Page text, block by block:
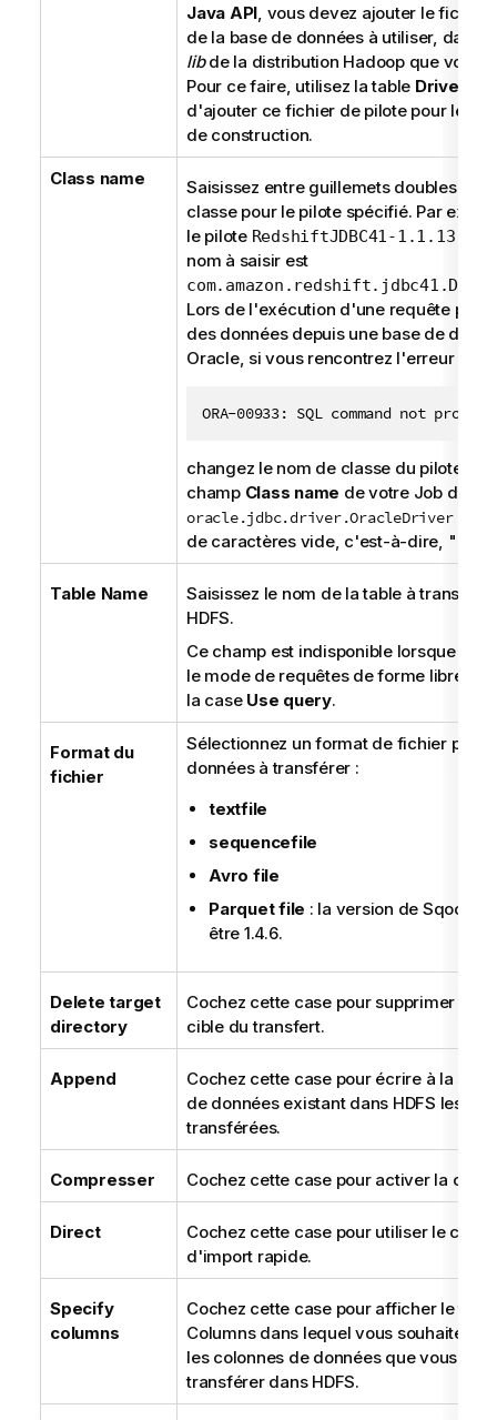
Java API, vous devez ajouter le fichier
de la base de données à utiliser, dans
libde la distribution Hadoop que vous
Pour ce faire, utilisez la table Driver
d'ajouter ce fichier de pilote pour le
de construction.
Class name
Saisissez entre guillemets doubles le
classe pour le pilote spécifié. Par
le pilote RedshiftJDBC41-
nom à saisir est
Lors de l'exécution d'une requête pour
des données depuis une base de
Oracle, si vous rencontrez l'erreur
ORA-00933: SQL command not
changez le nom de classe du pilote
champ Class name de votre Job de
oracle.jdbc.driver.OracleDriveren
de caractères vide, c'est-à-dire, "".
Table Name
Saisissez le nom de la table à
HDFS.
Ce champ est indisponible lorsque
le mode de requêtes de forme libre,
la case Use query.
Format du
fichier
Sélectionnez un format de fichier pour
données à transférer :
textfile
sequencefile
Avro file
Parquet file : la version de Sqoop
être 1.4.6.
Delete target
directory
Cochez cette case pour supprimer le
cible du transfert.
Append
Cochez cette case pour écrire à la
de données existant dans HDFS les
transférées.
Compresser Cochez cette case pour activer la
Direct
Cochez cette case pour utiliser le
d'import rapide.
Specify
columns
Cochez cette case pour afficher le
Columns dans lequel vous souhaitez
les colonnes de données que vous
transférer dans HDFS.